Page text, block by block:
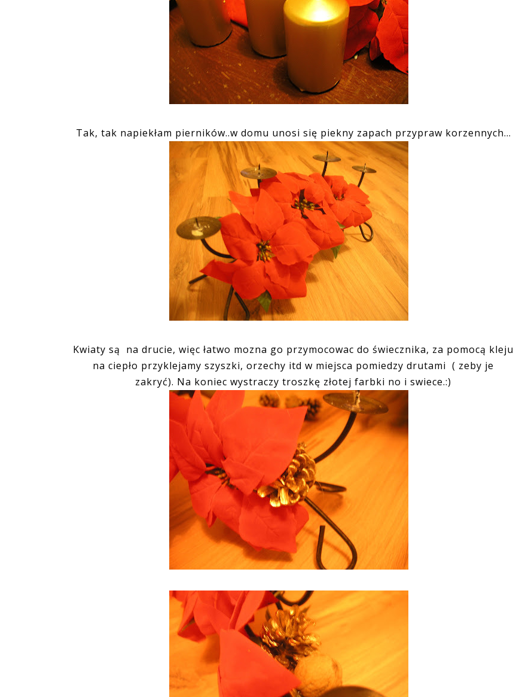
Tak, tak napiekłam pierników..w domu unosi się piekny zapach przypraw korzennych...
Kwiaty są na drucie, więc łatwo mozna go przymocowac do świecznika, za pomocą kleju
na ciepło przyklejamy szyszki, orzechy itd w miejsca pomiedzy drutami ( zeby je
zakryć). Na koniec wystraczy troszkę złotej farbki no i swiece.:)